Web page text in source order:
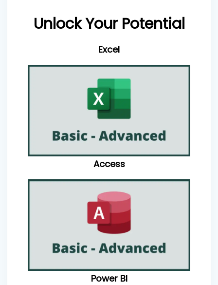
Unlock Your Potential
Excel
Access
Power BI